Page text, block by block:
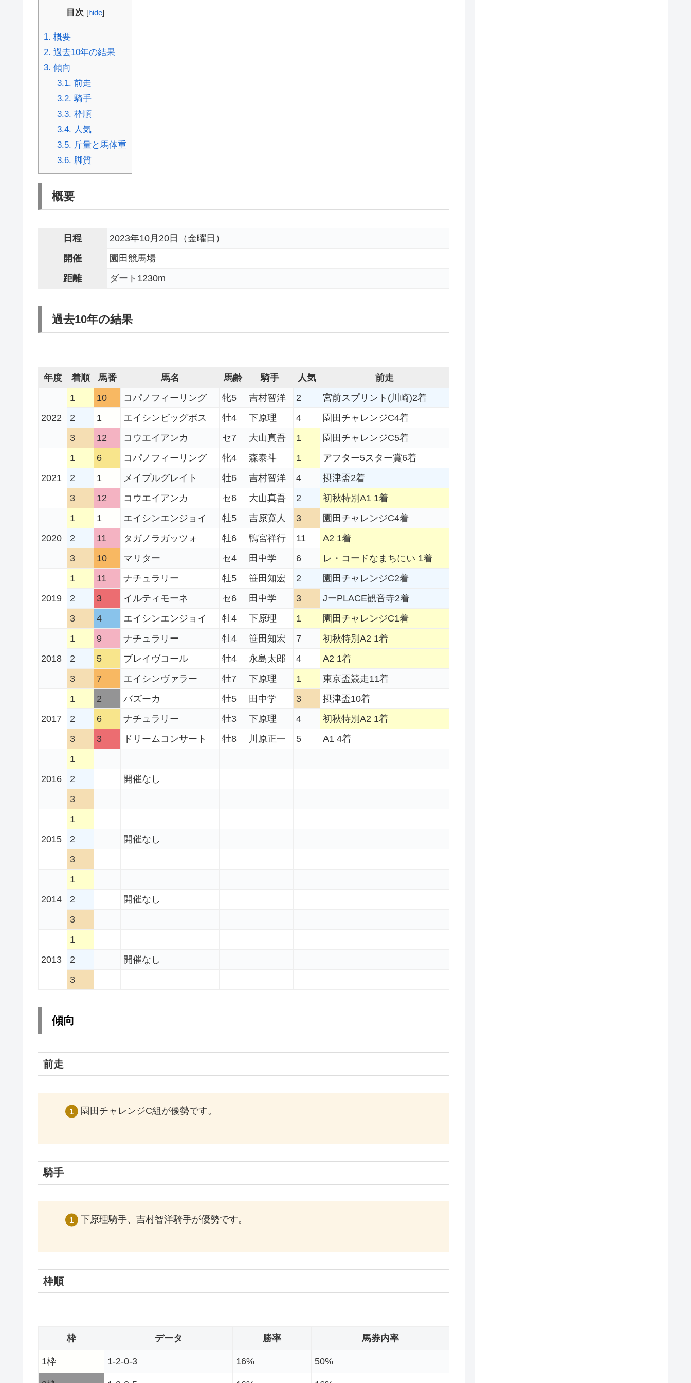
目次 [hide]
1. 概要
2. 過去10年の結果
3. 傾向
3.1. 前走
3.2. 騎手
3.3. 枠順
3.4. 人気
3.5. 斤量と馬体重
3.6. 脚質
概要
日程
2023年10月20日（金曜日）
開催
園田競馬場
距離
ダート1230m
過去10年の結果
年度 着順 馬番 馬名 馬齢 騎手 人気 前走
2022
1 10 コパノフィーリング 牝5 吉村智洋 2
宮前スプリント(川崎)2着
2
1 エイシンビッグボス 牡4 下原理 4
園田チャレンジC4着
3
12 コウエイアンカ セ7 大山真吾 1 園田チャレンジC5着
2021
1 6 コパノフィーリング 牝4 森泰斗 1
アフター5スター賞6着
2
1 メイプルグレイト 牡6 吉村智洋 4
摂津盃2着
3
12 コウエイアンカ セ6 大山真吾 2 初秋特別A1 1着
2020
1 1 エイシンエンジョイ 牡5 吉原寛人 3
園田チャレンジC4着
2
11 タガノラガッツォ 牡6 鴨宮祥行 11
A2 1着
3
10 マリター セ4 田中学 6 レ・コードなまちにい 1着
2019
1 11 ナチュラリー 牡5 笹田知宏 2
園田チャレンジC2着
2
3 イルティモーネ セ6 田中学 3
JーPLACE観音寺2着
3
4 エイシンエンジョイ 牡4 下原理 1 園田チャレンジC1着
2018
1 9 ナチュラリー 牡4 笹田知宏 7
初秋特別A2 1着
2
5 ブレイヴコール 牡4 永島太郎 4
A2 1着
3
7 エイシンヴァラー 牡7 下原理 1 東京盃競走11着
2017
1 2 バズーカ 牡5 田中学 3
摂津盃10着
2
6 ナチュラリー 牡3 下原理 4
初秋特別A2 1着
3
3 ドリームコンサート 牡8 川原正一 5 A1 4着
2016
1
2
開催なし
3
2015
1
2
開催なし
3
2014
1
2
開催なし
3
2013
1
2
開催なし
3
傾向
前走
園田チャレンジC組が優勢です。
騎手
下原理騎手、吉村智洋騎手が優勢です。
枠順
枠 データ 勝率 馬券内率
1枠 1-2-0-3 16% 50%